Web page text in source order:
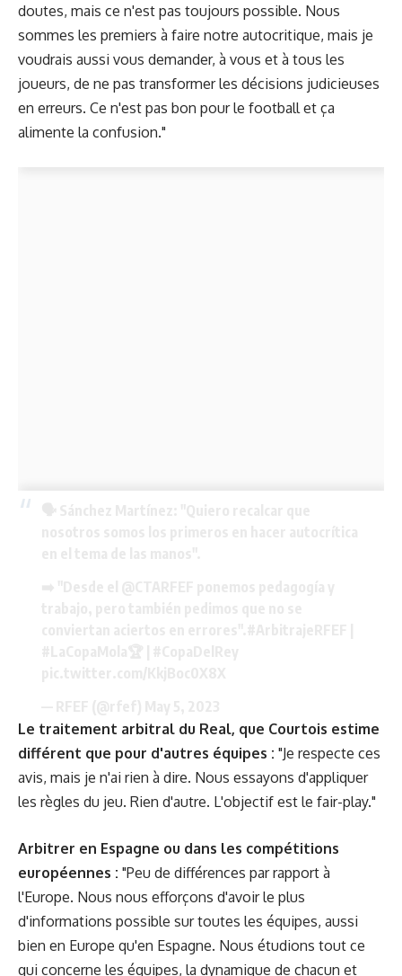
doutes, mais ce n'est pas toujours possible. Nous
sommes les premiers à faire notre autocritique, mais je
voudrais aussi vous demander, à vous et à tous les
joueurs, de ne pas transformer les décisions judicieuses
en erreurs. Ce n'est pas bon pour le football et ça
alimente la confusion."
Le traitement arbitral du Real, que Courtois estime
différent que pour d'autres équipes : "Je respecte ces
avis, mais je n'ai rien à dire. Nous essayons d'appliquer
les règles du jeu. Rien d'autre. L'objectif est le fair-play."
Arbitrer en Espagne ou dans les compétitions
européennes : "Peu de différences par rapport à
l'Europe. Nous nous efforçons d'avoir le plus
d'informations possible sur toutes les équipes, aussi
bien en Europe qu'en Espagne. Nous étudions tout ce
qui concerne les équipes, la dynamique de chacun et